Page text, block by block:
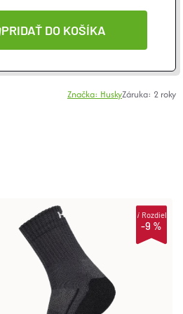
PRIDAŤ DO KOŠÍKA
Značka: HuskyZáruka: 2 roky
-9 %
iRozdiel